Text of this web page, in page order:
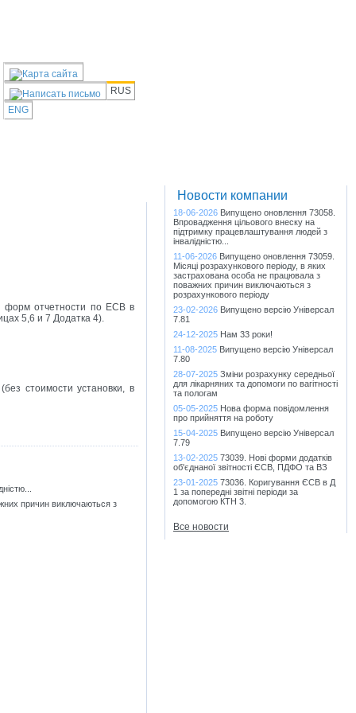
форм отчетности по ЕСВ в
5,6 и 7 Додатка 4).
стоимости установки, в
причин виключаються з
Новости компании
18-06-2026 Випущено оновлення 73058.
Впровадження цільового внеску на
підтримку працевлаштування людей з
інвалідністю...
11-06-2026 Випущено оновлення 73059.
Місяці розрахункового періоду, в яких
застрахована особа не працювала з
поважних причин виключаються з
розрахункового періоду
23-02-2026 Випущено версію Універсал
7.81
24-12-2025 Нам 33 роки!
11-08-2025 Випущено версію Універсал
7.80
28-07-2025 Зміни розрахунку середньої
для лікарняних та допомоги по вагітності
та пологам
05-05-2025 Нова форма повідомлення
про прийняття на роботу
15-04-2025 Випущено версію Універсал
7.79
13-02-2025 73039. Нові форми додатків
об'єднаної звітності ЄСВ, ПДФО та ВЗ
23-01-2025 73036. Коригування ЄСВ в Д
1 за попередні звітні періоди за
допомогою КТН 3.
Все новости
RUS
ENG